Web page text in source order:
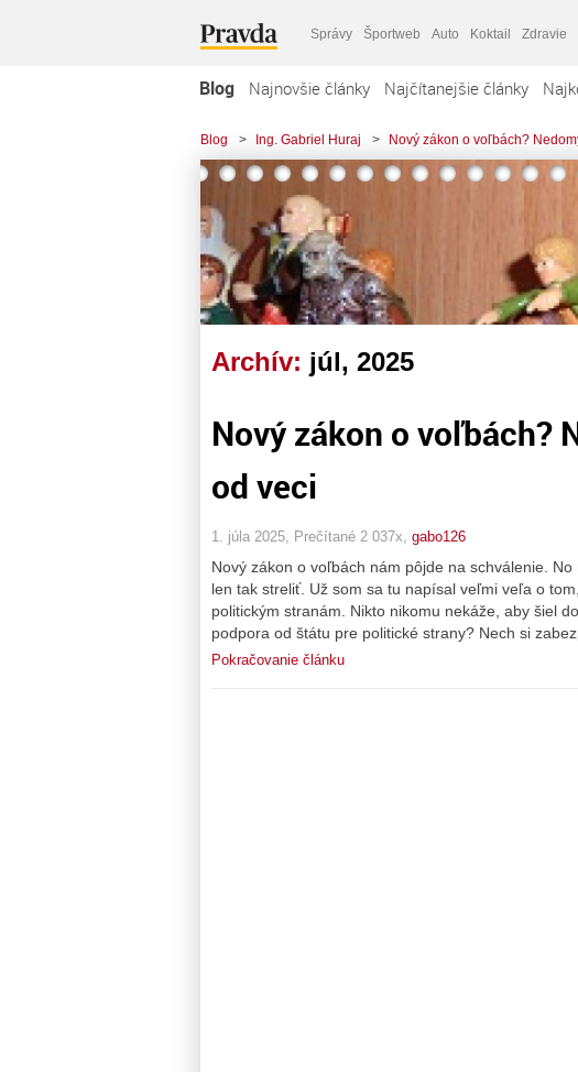
Správy Športweb Auto Koktail Zdravie
Blog Najnovšie články Najčítanejšie články
Blog > Ing. Gabriel Huraj > Nový zákon o voľbách?
Archív: júl, 2025
Nový zákon o voľbách?
od veci
1. júla 2025, Prečítané 2 037x, gabo126
Nový zákon o voľbách nám pôjde na schválenie.
len tak streliť. Už som sa tu napísal veľmi veľa o
politickým stranám. Nikto nikomu nekáže, aby šiel
podpora od štátu pre politické strany? Nech si
Pokračovanie článku